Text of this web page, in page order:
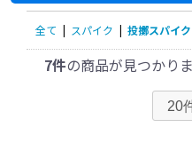
全て | スパイク | 投擲スパイク
7件の商品が見つかり